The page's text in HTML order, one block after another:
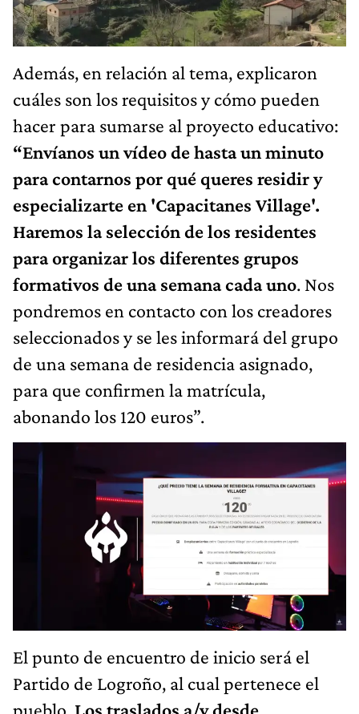
Además, en relación al tema, explicaron
cuáles son los requisitos y cómo pueden
hacer para sumarse al proyecto educativo:
“Envíanos un vídeo de hasta un minuto
para contarnos por qué queres residir y
especializarte en 'Capacitanes Village'.
Haremos la selección de los residentes
para organizar los diferentes grupos
formativos de una semana cada uno. Nos
pondremos en contacto con los creadores
seleccionados y se les informará del grupo
de una semana de residencia asignado,
para que confirmen la matrícula,
abonando los 120 euros”.
El punto de encuentro de inicio será el
Partido de Logroño, al cual pertenece el
pueblo. Los traslados a/y desde